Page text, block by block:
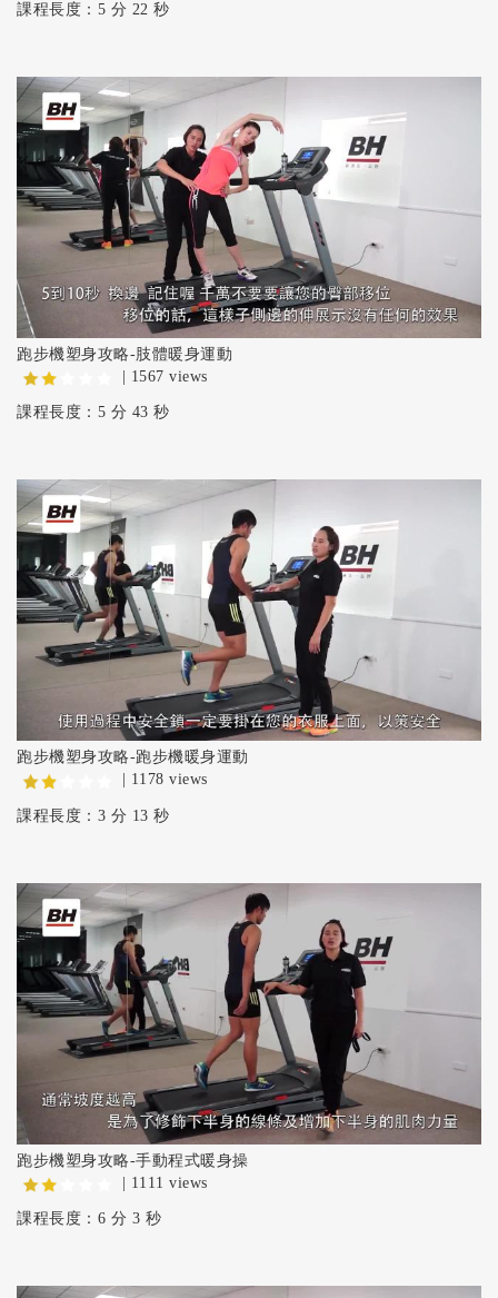
課程長度：5 分 22 秒
跑步機塑身攻略-肢體暖身運動
| 1567 views
課程長度：5 分 43 秒
跑步機塑身攻略-跑步機暖身運動
| 1178 views
課程長度：3 分 13 秒
跑步機塑身攻略-手動程式暖身操
| 1111 views
課程長度：6 分 3 秒